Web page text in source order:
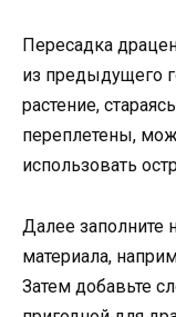
Пересадка
из предыдущего
растение,
переплетены,
использовать
Далее
материала,
Затем добавьте